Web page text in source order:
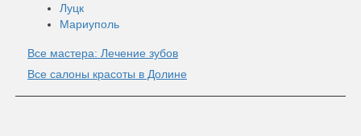
Луцк
Мариуполь
Все мастера: Лечение зубов
Все салоны красоты в Долине